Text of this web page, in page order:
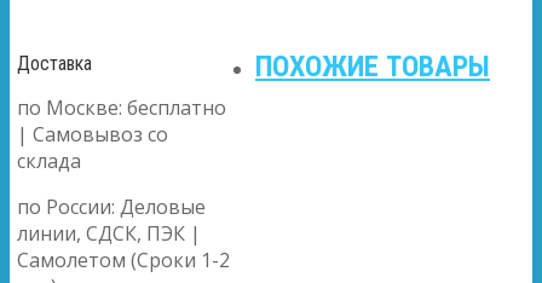
Доставка
по Москве: бесплатно
| Самовывоз со
склада
по России: Деловые
линии, СДСК, ПЭК |
Самолетом (Сроки 1-2
ПОХОЖИЕ ТОВАРЫ